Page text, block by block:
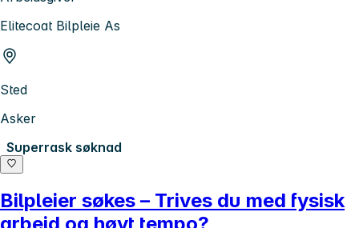
Elitecoat Bilpleie As
Sted
Asker
Superrask søknad
Bilpleier søkes – Trives du med fysisk